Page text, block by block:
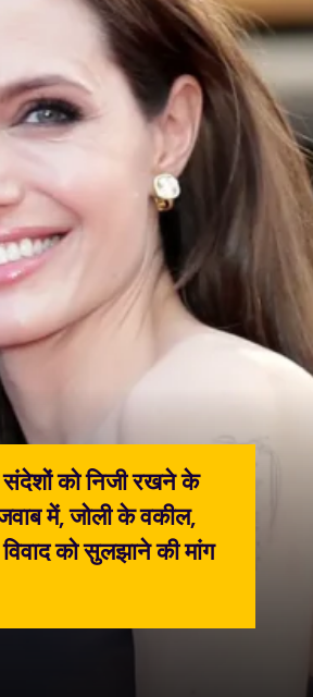
को निजी रखने के
में, जोली के वकील,
विवाद को सुलझाने की मांग